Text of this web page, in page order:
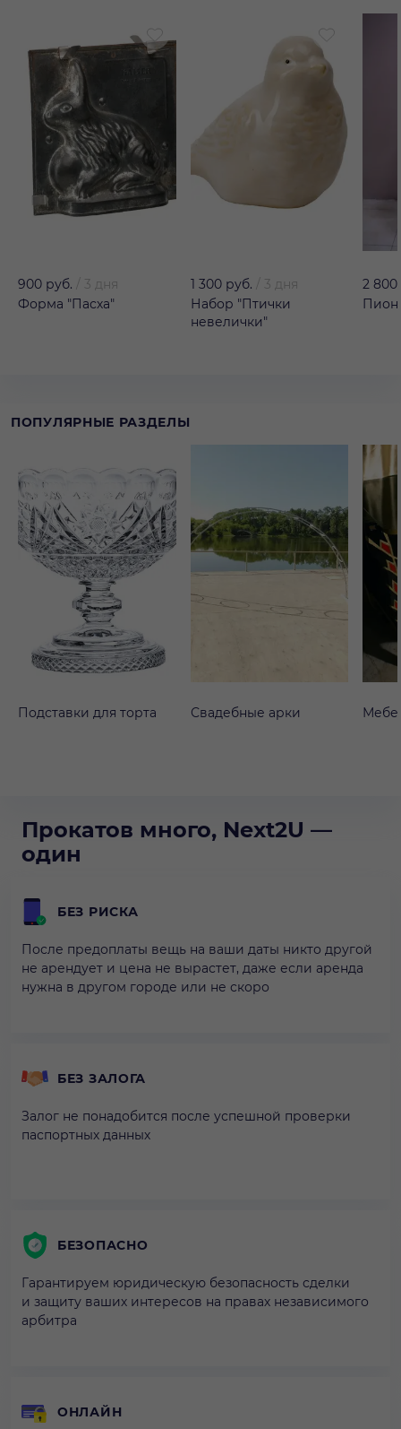
900 руб.
3 дня
Форма "Пасха"
1 300 руб.
3 дня
Набор "Птички
невелички"
2 800
Пион
ПОПУЛЯРНЫЕ РАЗДЕЛЫ
Подставки для торта Свадебные арки
Прокатов много, Next2U —
один
БЕЗ РИСКА
После предоплаты вещь на ваши даты никто другой
не арендует и цена не вырастет, даже если аренда
нужна в другом городе или не скоро
БЕЗ ЗАЛОГА
Залог не понадобится после успешной проверки
паспортных данных
БЕЗОПАСНО
Гарантируем юридическую безопасность сделки
и защиту ваших интересов на правах независимого
арбитра
ОНЛАЙН